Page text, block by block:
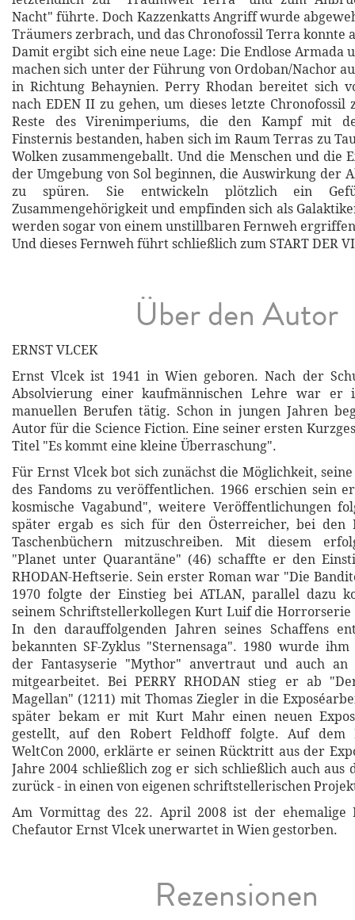
Nacht" führte. Doch Kazzenkatts Angriff wurde
Träumers zerbrach, und das Chronofossil Terra
Damit ergibt sich eine neue Lage: Die Endlose Armada
machen sich unter der Führung von Ordoban/Nachor
in Richtung Behaynien. Perry Rhodan bereitet sich
nach EDEN II zu gehen, um dieses letzte Chronofossil
Reste des Virenimperiums, die den Kampf mit
Finsternis bestanden, haben sich im Raum Terras zu
Wolken zusammengeballt. Und die Menschen und die
der Umgebung von Sol beginnen, die Auswirkung der
zu spüren. Sie entwickeln plötzlich ein
Zusammengehörigkeit und empfinden sich als
werden sogar von einem unstillbaren Fernweh
Und dieses Fernweh führt schließlich zum START DER
Über den Autor
ERNST VLCEK
Ernst Vlcek ist 1941 in Wien geboren. Nach der
Absolvierung einer kaufmännischen Lehre war er
manuellen Berufen tätig. Schon in jungen Jahren
Autor für die Science Fiction. Eine seiner ersten
Titel "Es kommt eine kleine Überraschung".
Für Ernst Vlcek bot sich zunächst die Möglichkeit,
des Fandoms zu veröffentlichen. 1966 erschien sein
kosmische Vagabund", weitere Veröffentlichungen
später ergab es sich für den Österreicher, bei den
Taschenbüchern mitzuschreiben. Mit diesem
"Planet unter Quarantäne" (46) schaffte er den
RHODAN-Heftserie. Sein erster Roman war "Die
1970 folgte der Einstieg bei ATLAN, parallel dazu
seinem Schriftstellerkollegen Kurt Luif die
In den darauffolgenden Jahren seines Schaffens
bekannten SF-Zyklus "Sternensaga". 1980 wurde
der Fantasyserie "Mythor" anvertraut und auch
mitgearbeitet. Bei PERRY RHODAN stieg er ab
Magellan" (1211) mit Thomas Ziegler in die
später bekam er mit Kurt Mahr einen neuen
gestellt, auf den Robert Feldhoff folgte. Auf dem
WeltCon 2000, erklärte er seinen Rücktritt aus der
Jahre 2004 schließlich zog er sich schließlich auch aus
zurück - in einen von eigenen schriftstellerischen
Am Vormittag des 22. April 2008 ist der ehemalige
Chefautor Ernst Vlcek unerwartet in Wien gestorben.
Rezensionen